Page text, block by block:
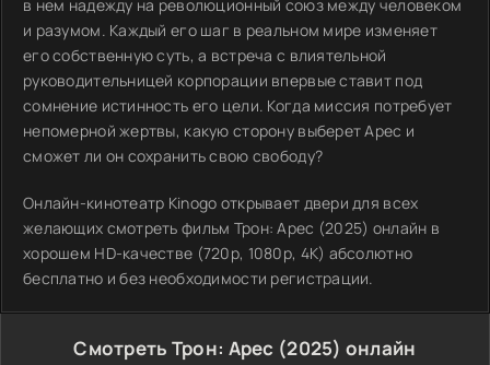
в нем надежду на революционный союз между человеком
и разумом. Каждый его шаг в реальном мире изменяет
его собственную суть, а встреча с влиятельной
руководительницей корпорации впервые ставит под
сомнение истинность его цели. Когда миссия потребует
непомерной жертвы, какую сторону выберет Арес и
сможет ли он сохранить свою свободу?
Онлайн-кинотеатр Kinogo открывает двери для всех
желающих смотреть фильм Трон: Арес (2025) онлайн в
хорошем HD-качестве (720p, 1080p, 4K) абсолютно
бесплатно и без необходимости регистрации.
Смотреть Трон: Арес (2025) онлайн